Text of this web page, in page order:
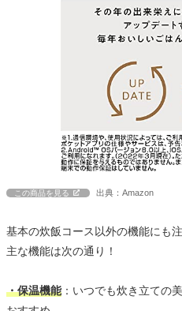
この商品を見る 出典：Amazon
基本の炊飯コース以外の機能にも
主な機能は次の通り！
・保温機能：いつでも炊き立ての